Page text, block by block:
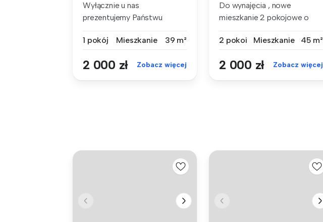
Wyłącznie u nas
prezentujemy Państwu
1 pokój
Mieszkanie 39 m²
2 000 zł Zobacz więcej
Do wynajęcia , nowe
mieszkanie 2 pokojowe o
2 pokoi
Mieszkanie 45 m²
2 000 zł Zobacz więcej